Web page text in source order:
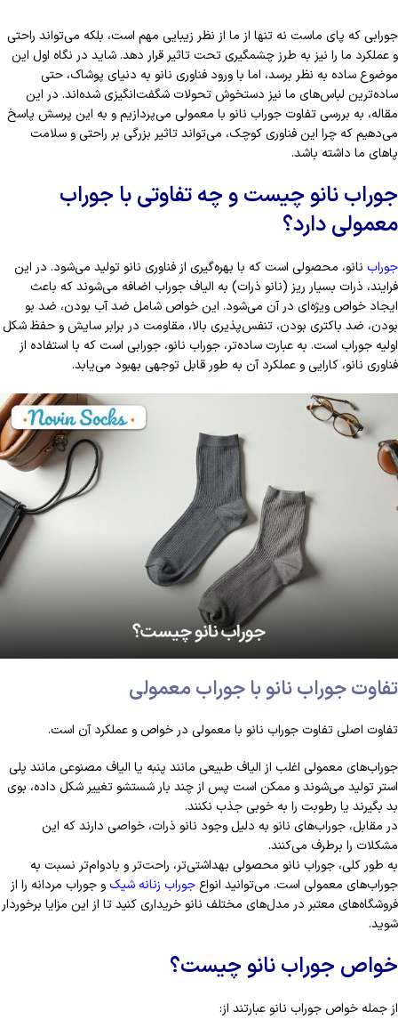
جورابی که پای ماست نه تنها از ما از نظر زیبایی مهم است، بلکه می‌تواند راحتی
و عملکرد ما را نیز به طرز چشمگیری تحت تاثیر قرار دهد. شاید در نگاه اول این
موضوع ساده به نظر برسد، اما با ورود فناوری نانو به دنیای پوشاک، حتی
ساده‌ترین لباس‌های ما نیز دستخوش تحولات شگفت‌انگیزی شده‌اند. در این
مقاله، به بررسی تفاوت جوراب نانو با معمولی می‌پردازیم و به این پرسش پاسخ
می‌دهیم که چرا این فناوری کوچک، می‌تواند تاثیر بزرگی بر راحتی و سلامت
پاهای ما داشته باشد.
جوراب نانو چیست و چه تفاوتی با جوراب
معمولی دارد؟
جوراب نانو، محصولی است که با بهره‌گیری از فناوری نانو تولید می‌شود. در این
فرایند، ذرات بسیار ریز (نانو ذرات) به الیاف جوراب اضافه می‌شوند که باعث
ایجاد خواص ویژه‌ای در آن می‌شود. این خواص شامل ضد آب بودن، ضد بو
بودن، ضد باکتری بودن، تنفس‌پذیری بالا، مقاومت در برابر سایش و حفظ شکل
اولیه جوراب است. به عبارت ساده‌تر، جوراب نانو، جورابی است که با استفاده از
فناوری نانو، کارایی و عملکرد آن به طور قابل توجهی بهبود می‌یابد.
تفاوت جوراب نانو با جوراب معمولی
تفاوت اصلی تفاوت جوراب نانو با معمولی در خواص و عملکرد آن است.
جوراب‌های معمولی اغلب از الیاف طبیعی مانند پنبه یا الیاف مصنوعی مانند پلی
استر تولید می‌شوند و ممکن است پس از چند بار شستشو تغییر شکل داده، بوی
بد بگیرند یا رطوبت را به خوبی جذب نکنند.
در مقابل، جوراب‌های نانو به دلیل وجود نانو ذرات، خواصی دارند که این
مشکلات را برطرف می‌کنند.
به طور کلی، جوراب نانو محصولی بهداشتی‌تر، راحت‌تر و بادوام‌تر نسبت به
جوراب‌های معمولی است. می‌توانید انواع جوراب زنانه شیک و جوراب مردانه را از
فروشگاه‌های معتبر در مدل‌های مختلف نانو خریداری کنید تا از این مزایا برخوردار
شوید.
خواص جوراب نانو چیست؟
از جمله خواص جوراب نانو عبارتند از: